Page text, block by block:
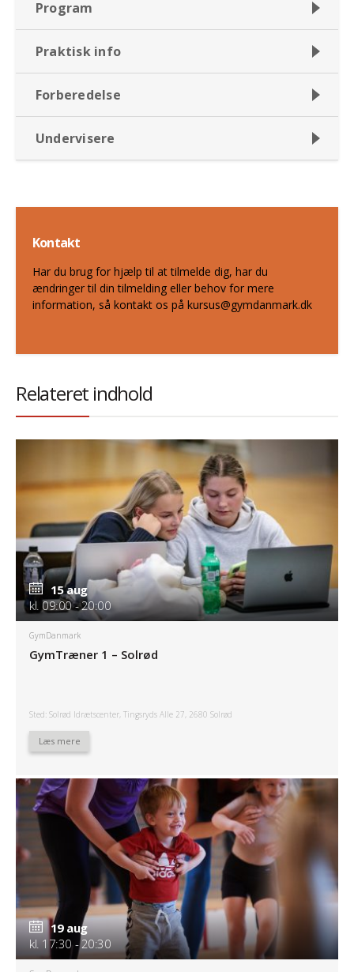
Program
Praktisk info
Forberedelse
Undervisere
Kontakt
Har du brug for hjælp til at tilmelde dig, har du
ændringer til din tilmelding eller behov for mere
information, så kontakt os på kursus@gymdanmark.dk
Relateret indhold
15 aug
kl. 09:00 - 20:00
GymDanmark
GymTræner 1 – Solrød
Sted: Solrød Idrætscenter, Tingsryds Alle 27, 2680 Solrød
Læs mere
19 aug
kl. 17:30 - 20:30